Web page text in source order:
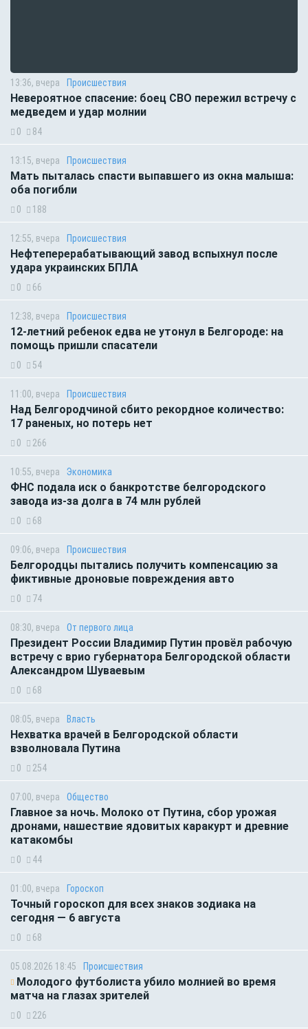
13:36, вчера Происшествия
Невероятное спасение: боец СВО пережил встречу с
медведем и удар молнии
0 84
13:15, вчера Происшествия
Мать пыталась спасти выпавшего из окна малыша:
оба погибли
0 188
12:55, вчера Происшествия
Нефтеперерабатывающий завод вспыхнул после
удара украинских БПЛА
0 66
12:38, вчера Происшествия
12-летний ребенок едва не утонул в Белгороде: на
помощь пришли спасатели
0 54
11:00, вчера Происшествия
Над Белгородчиной сбито рекордное количество:
17 раненых, но потерь нет
0 266
10:55, вчера Экономика
ФНС подала иск о банкротстве белгородского
завода из-за долга в 74 млн рублей
0 68
09:06, вчера Происшествия
Белгородцы пытались получить компенсацию за
фиктивные дроновые повреждения авто
0 74
08:30, вчера От первого лица
Президент России Владимир Путин провёл рабочую
встречу с врио губернатора Белгородской области
Александром Шуваевым
0 68
08:05, вчера Власть
Нехватка врачей в Белгородской области
взволновала Путина
0 254
07:00, вчера Общество
Главное за ночь. Молоко от Путина, сбор урожая
дронами, нашествие ядовитых каракурт и древние
катакомбы
0 44
01:00, вчера Гороскоп
Точный гороскоп для всех знаков зодиака на
сегодня — 6 августа
0 68
05.08.2026 18:45 Происшествия
Молодого футболиста убило молнией во время
матча на глазах зрителей
0 226